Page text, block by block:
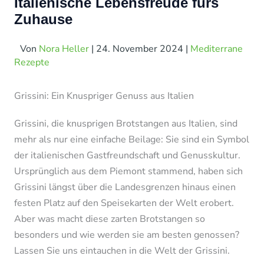
Zuhause
Von Nora Heller | 24. November 2024 | Mediterrane
Rezepte
Grissini: Ein Knuspriger Genuss aus Italien
Grissini, die knusprigen Brotstangen aus Italien, sind
mehr als nur eine einfache Beilage: Sie sind ein Symbol
der italienischen Gastfreundschaft und Genusskultur.
Ursprünglich aus dem Piemont stammend, haben sich
Grissini längst über die Landesgrenzen hinaus einen
festen Platz auf den Speisekarten der Welt erobert.
Aber was macht diese zarten Brotstangen so
besonders und wie werden sie am besten genossen?
Lassen Sie uns eintauchen in die Welt der Grissini.